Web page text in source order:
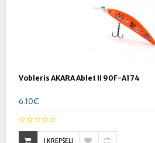
Vobleris AKARA Ablet II 90F-A174
6.10€
Į KREPŠELĮ